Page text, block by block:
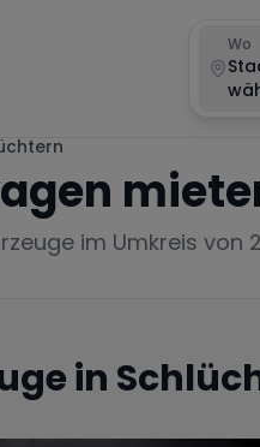
Wo
im Umkreis von
in